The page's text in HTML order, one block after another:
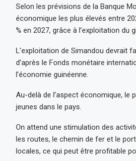
Selon les prévisions de la Banque
économique les plus élevés entre
% en 2027, grâce à l’exploitation du
L’exploitation de Simandou devrait
d’après le Fonds monétaire
l’économie guinéenne.
Au-delà de l’aspect économique, le
jeunes dans le pays.
On attend une stimulation des
les routes, le chemin de fer et le
locales, ce qui peut être profitable